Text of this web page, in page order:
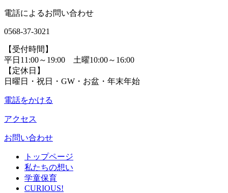
電話によるお問い合わせ
0568-37-3021
【受付時間】
平日11:00～19:00 土曜10:00～16:00
【定休日】
日曜日・祝日・GW・お盆・年末年始
電話をかける
アクセス
お問い合わせ
トップページ
私たちの想い
学童保育
CURIOUS!